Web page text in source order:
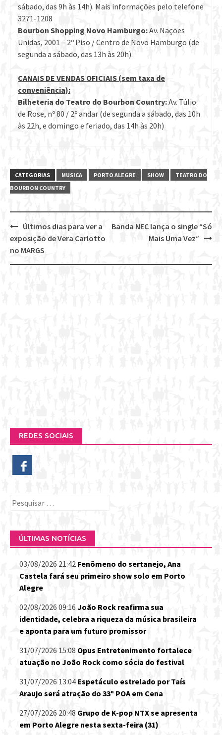
sábado, das 9h às 14h). Mais informações pelo telefone
3271-1208
Bourbon Shopping Novo Hamburgo:Av. Nações
Unidas, 2001 – 2º Piso / Centro de Novo Hamburgo (de
segunda a sábado, das 13h às 20h).
CANAIS DE VENDAS OFICIAIS (sem taxa de
conveniência):
Bilheteria do Teatro do Bourbon Country:Av. Túlio
de Rose, nº 80 / 2º andar (de segunda a sábado, das 10h
às 22h, e domingo e feriado, das 14h às 20h)
CATEGORIAS MUSICA PORTO ALEGRE SHOW
TEATRO DO
BOURBON COUNTRY
Post
navigation
Banda NEC lança o single “Só
Mais Uma Vez”
Últimos dias para ver a
exposição de Vera Carlotto
no MARGS
REDES SOCIAIS
Pesquisar
ÚLTIMAS NOTÍCIAS
03/08/2026 21:42 Fenômeno do sertanejo, Ana
Castela fará seu primeiro show solo em Porto
Alegre
02/08/2026 09:16 João Rock reafirma sua
identidade, celebra a riqueza da música brasileira
e aponta para um futuro promissor
31/07/2026 15:08 Opus Entretenimento fortalece
atuação no João Rock como sócia do festival
31/07/2026 13:04 Espetáculo estrelado por Taís
Araujo será atração do 33º POA em Cena
27/07/2026 20:48 Grupo de K-pop NTX se apresenta
em Porto Alegre nesta sexta-feira (31)